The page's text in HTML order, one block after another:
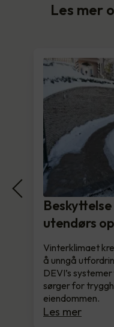
Les mer
utendørs
Vinterklimaet
å unngå
DEVI’s
sørger for
eiendommen.
Les mer